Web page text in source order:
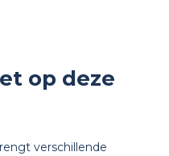
op deze
verschillende